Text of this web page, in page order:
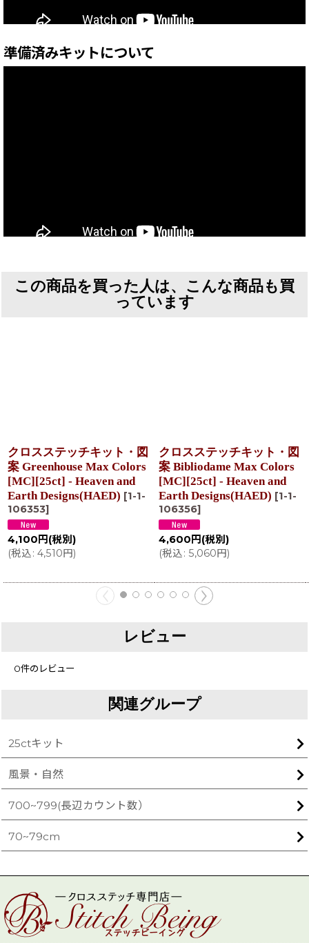
準備済みキットについて
この商品を買った人は、こんな商品も買
っています
クロスステッチキット・図
案 Greenhouse Max Colors
[MC][25ct] - Heaven and
Earth Designs(HAED) [1-1-
106353]
4,100 円 (税別)
(税込: 4,510円)
クロスステッチキット・図
案 Bibliodame Max Colors
[MC][25ct] - Heaven and
Earth Designs(HAED) [1-1-
106356]
4,600 円 (税別)
(税込: 5,060円)
レビュー
0件のレビュー
関連グループ
25ctキット
風景・自然
700~799(長辺カウント数）
70~79cm